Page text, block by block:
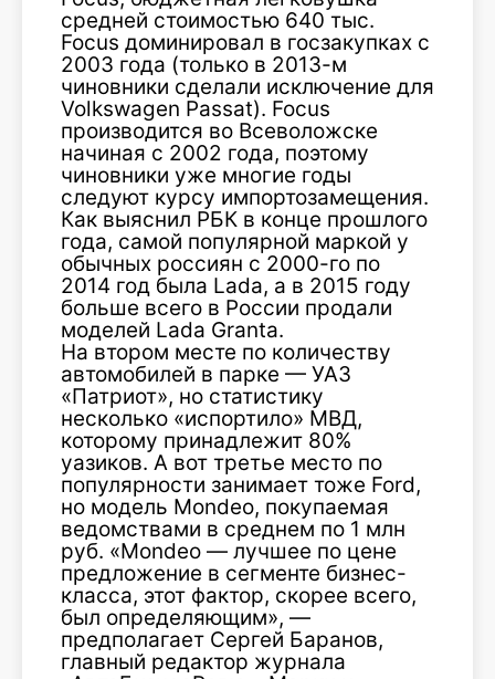
средней стоимостью 640 тыс.
Focus доминировал в госзакупках с
2003 года (только в 2013-м
чиновники сделали исключение для
Volkswagen Passat). Focus
производится во Всеволожске
начиная с 2002 года, поэтому
чиновники уже многие годы
следуют курсу импортозамещения.
Как выяснил РБК в конце прошлого
года, самой популярной маркой у
обычных россиян с 2000-го по
2014 год была Lada, а в 2015 году
больше всего в России продали
моделей Lada Granta.
На втором месте по количеству
автомобилей в парке — УАЗ
«Патриот», но статистику
несколько «испортило» МВД,
которому принадлежит 80%
уазиков. А вот третье место по
популярности занимает тоже Ford,
но модель Mondeo, покупаемая
ведомствами в среднем по 1 млн
руб. «Mondeo — лучшее по цене
предложение в сегменте бизнес-
класса, этот фактор, скорее всего,
был определяющим», —
предполагает Сергей Баранов,
главный редактор журнала